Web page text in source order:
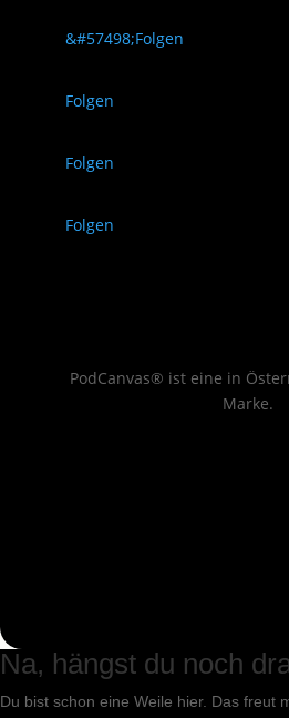
Folgen
Folgen
Folgen
Folgen
PodCanvas® ist eine in
Marke.
Na, hängst du noch
Du bist schon eine Weile hier. Das freut